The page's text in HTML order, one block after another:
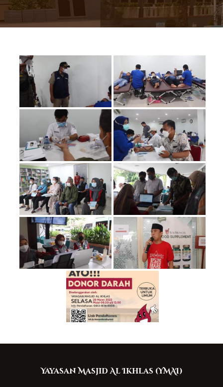
Yayasan Masjid Al Ikhlas (YMAI)